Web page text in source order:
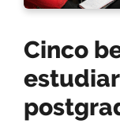
Cinco